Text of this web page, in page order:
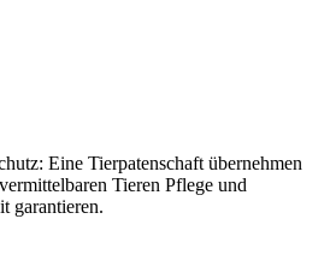
Eine Tierpatenschaft übernehmen
Tieren Pflege und
garantieren.